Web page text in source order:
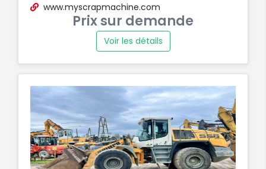
www.myscrapmachine.com
Prix sur demande
Voir les détails